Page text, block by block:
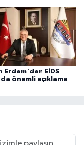
Erdem'den EİDS
önemli açıklama